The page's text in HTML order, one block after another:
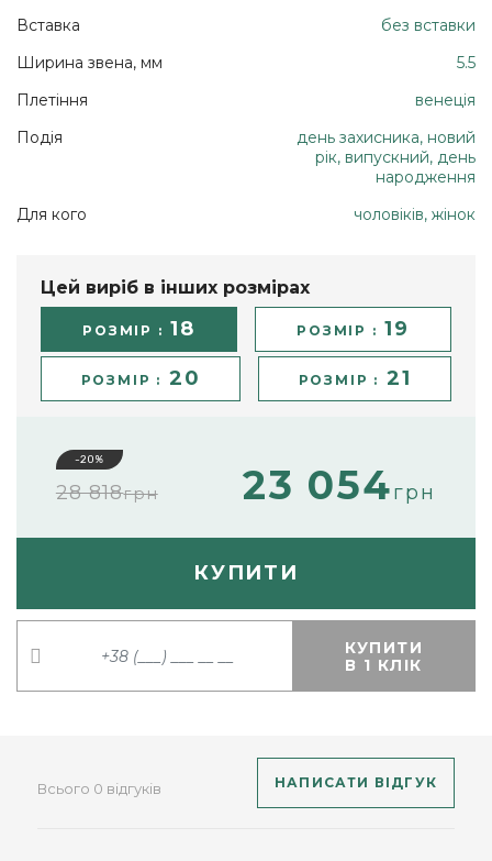
Вставка
без вставки
Ширина звена, мм
5.5
Плетіння
венеція
Подія
день захисника, новий
рік, випускний, день
народження
Для кого
чоловіків, жінок
Цей виріб в інших розмірах
РОЗМІР : 18 РОЗМІР : 19
РОЗМІР : 20 РОЗМІР : 21
-20%
28 818грн 23 054грн
КУПИТИ
КУПИТИ
В 1 КЛІК
Всього 0 відгуків НАПИСАТИ ВІДГУК